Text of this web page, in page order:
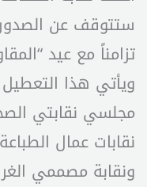
تزامناً مع عيد
ويأتي هذا التعطيل
مجلسي نقابتي
نقابات عمال
ونقابة مصممي